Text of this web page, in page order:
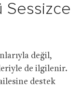
Sessizce
değil,
de ilgilenir.
destek